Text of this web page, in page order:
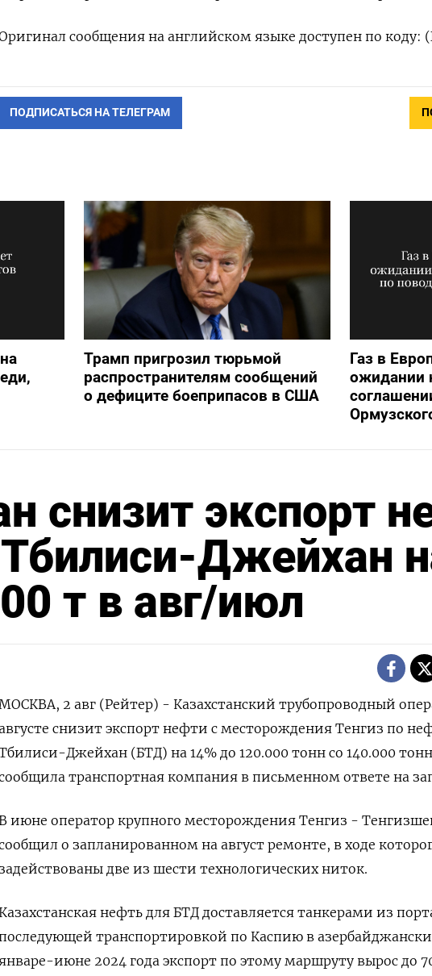
сообщения на английском языке доступен по коду:
ПОДПИСАТЬСЯ НА ТЕЛЕГРАМ
Трамп пригрозил тюрьмой
распространителям сообщений
о дефиците боеприпасов в США
Газ в
ожидании
снизит экспорт
Джейхан
т в авг/июл
2 авг (Рейтер) - Казахстанский трубопроводный
снизит экспорт нефти с месторождения Тенгиз по
Джейхан (БТД) на 14% до 120.000 тонн со 140.000
транспортная компания в письменном ответе на
июне оператор крупного месторождения Тенгиз -
о запланированном на август ремонте, в ходе
задействованы две из шести технологических ниток.
нефть для БТД доставляется танкерами из
транспортировкой по Каспию в
июне 2024 года экспорт по этому маршруту вырос до